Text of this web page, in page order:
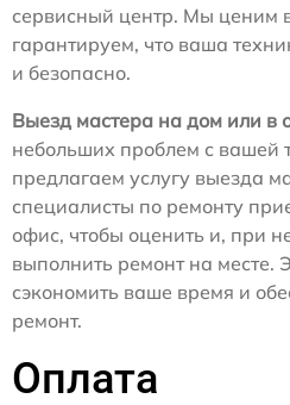
сервисный центр. Мы ценим
гарантируем, что ваша
и безопасно.
Выезд мастера на дом или в
небольших проблем с вашей
предлагаем услугу выезда
специалисты по ремонту
офис, чтобы оценить и, при
выполнить ремонт на месте.
сэкономить ваше время и
ремонт.
Оплата